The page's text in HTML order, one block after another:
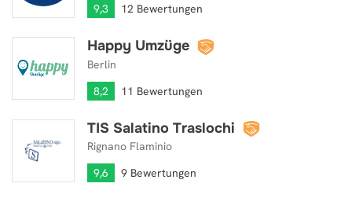
9,3
12 Bewertungen
Happy Umzüge
Berlin
8,2
11 Bewertungen
Happy Umzüge
TIS Salatino Traslochi
Rignano Flaminio
9,6
9 Bewertungen
TIS Salatino Traslochi